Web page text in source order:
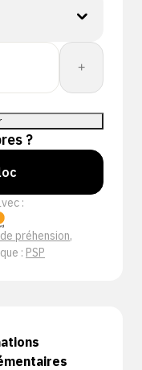
+
?
:
préhension,
: PSP